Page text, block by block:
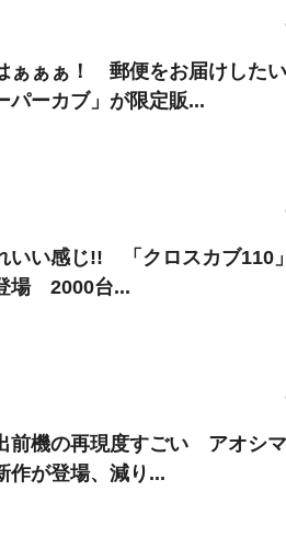
ぁぁぁ！ 郵便をお届けした
パーカブ」が限定販...
いい感じ!! 「クロスカブ110
場 2000台...
前機の再現度すごい アオシ
作が登場、減り...